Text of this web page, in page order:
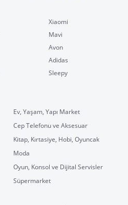
Xiaomi
Mavi
Avon
Adidas
Sleepy
Ev, Yaşam, Yapı Market
Cep Telefonu ve Aksesuar
Kitap, Kırtasiye, Hobi, Oyuncak
Moda
Oyun, Konsol ve Dijital Servisler
Süpermarket